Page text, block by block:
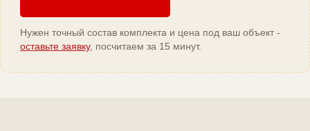
Нужен точный состав комплекта и цена под ваш объект -
оставьте заявку, посчитаем за 15 минут.